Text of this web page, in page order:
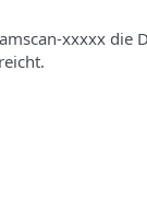
xxxxx die